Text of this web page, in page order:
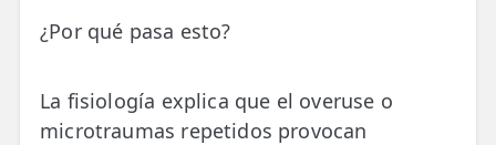
¿Por qué pasa esto?
La fisiología explica que el overuse o
microtraumas repetidos provocan